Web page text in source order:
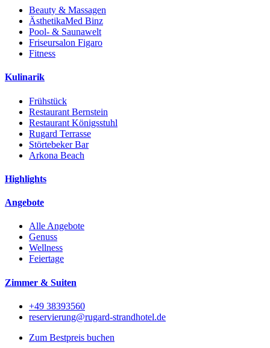
Beauty & Massagen
ÄsthetikaMed Binz
Pool- & Saunawelt
Friseursalon Figaro
Fitness
Kulinarik
Frühstück
Restaurant Bernstein
Restaurant Königsstuhl
Rugard Terrasse
Störtebeker Bar
Arkona Beach
Highlights
Angebote
Alle Angebote
Genuss
Wellness
Feiertage
Zimmer & Suiten
+49 38393560
reservierung@rugard-strandhotel.de
Zum Bestpreis buchen